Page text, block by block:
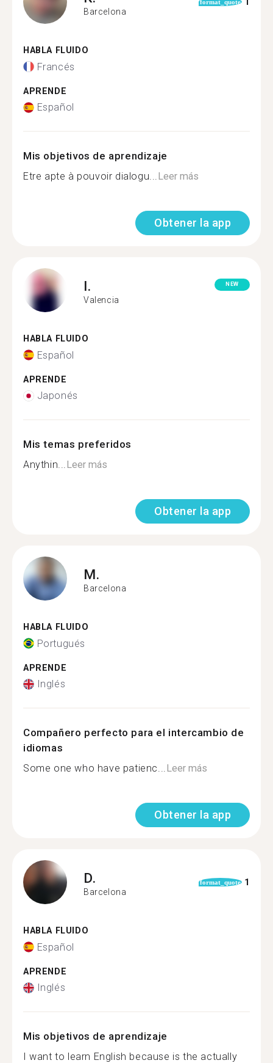
Barcelona
format_quote
HABLA FLUIDO
Francés
APRENDE
Español
Mis objetivos de aprendizaje
Etre apte à pouvoir dialogu...Leer más
Obtener la app
I.
Valencia
NEW
HABLA FLUIDO
Español
APRENDE
Japonés
Mis temas preferidos
Anythin...Leer más
Obtener la app
M.
Barcelona
HABLA FLUIDO
Portugués
APRENDE
Inglés
Compañero perfecto para el intercambio de
idiomas
Some one who have patienc...Leer más
Obtener la app
D.
Barcelona
format_quote 1
HABLA FLUIDO
Español
APRENDE
Inglés
Mis objetivos de aprendizaje
I want to learn English because is the actually